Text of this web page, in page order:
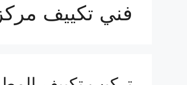
فني تكييف